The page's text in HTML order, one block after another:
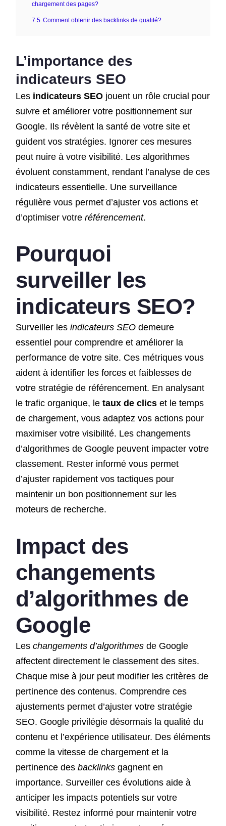
chargement des pages?
7.5 Comment obtenir des backlinks de qualité?
L’importance des
indicateurs SEO
Les indicateurs SEOjouent un rôle crucial pour
suivre et améliorer votre positionnement sur
Google. Ils révèlent la santé de votre site et
guident vos stratégies. Ignorer ces mesures
peut nuire à votre visibilité. Les algorithmes
évoluent constamment, rendant l’analyse de ces
indicateurs essentielle. Une surveillance
régulière vous permet d’ajuster vos actions et
d’optimiser votre référencement.
Pourquoi
surveiller les
indicateurs SEO?
Surveiller les indicateurs SEOdemeure
essentiel pour comprendre et améliorer la
performance de votre site. Ces métriques vous
aident à identifier les forces et faiblesses de
votre stratégie de référencement. En analysant
le trafic organique, le taux de clicset le temps
de chargement, vous adaptez vos actions pour
maximiser votre visibilité. Les changements
d’algorithmes de Google peuvent impacter votre
classement. Rester informé vous permet
d’ajuster rapidement vos tactiques pour
maintenir un bon positionnement sur les
moteurs de recherche.
Impact des
changements
d’algorithmes de
Google
Les changements d’algorithmesde Google
affectent directement le classement des sites.
Chaque mise à jour peut modifier les critères de
pertinence des contenus. Comprendre ces
ajustements permet d’ajuster votre stratégie
SEO. Google privilégie désormais la qualité du
contenu et l’expérience utilisateur. Des éléments
comme la vitesse de chargement et la
pertinence des backlinksgagnent en
importance. Surveiller ces évolutions aide à
anticiper les impacts potentiels sur votre
visibilité. Restez informé pour maintenir votre